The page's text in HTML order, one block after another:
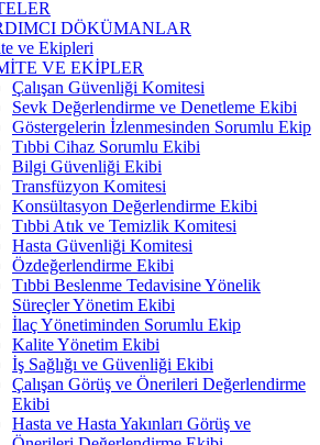
DÖKÜMANLAR
ve Ekipleri
VE EKİPLER
Çalışan Güvenliği Komitesi
Sevk Değerlendirme ve Denetleme Ekibi
Göstergelerin İzlenmesinden Sorumlu Ekip
Tıbbi Cihaz Sorumlu Ekibi
Bilgi Güvenliği Ekibi
Transfüzyon Komitesi
Konsültasyon Değerlendirme Ekibi
Tıbbi Atık ve Temizlik Komitesi
Hasta Güvenliği Komitesi
Özdeğerlendirme Ekibi
Tıbbi Beslenme Tedavisine Yönelik
Süreçler Yönetim Ekibi
İlaç Yönetiminden Sorumlu Ekip
Kalite Yönetim Ekibi
İş Sağlığı ve Güvenliği Ekibi
Çalışan Görüş ve Önerileri Değerlendirme
Ekibi
Hasta ve Hasta Yakınları Görüş ve